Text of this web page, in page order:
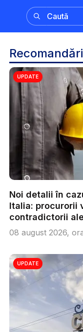
Recomandări
UPDATE
Noi detalii în
Italia: procurorii
contradictorii
persoa...
08 august 2026,
UPDATE